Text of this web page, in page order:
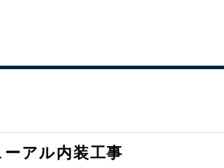
アル内装工事